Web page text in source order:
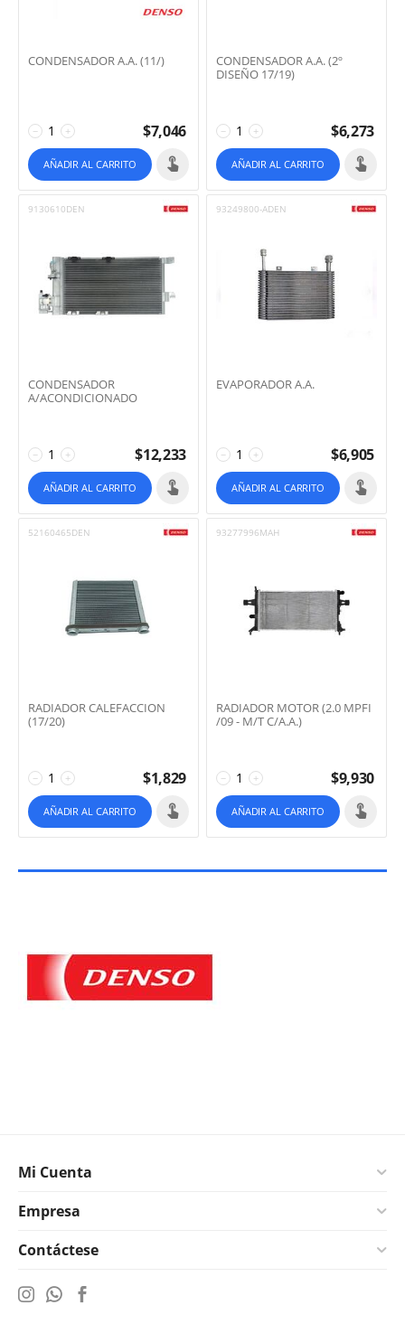
CONDENSADOR A.A. (11/)
+
− $7,046
AÑADIR AL CARRITO
CONDENSADOR A.A. (2º
DISEÑO 17/19)
+
− $6,273
AÑADIR AL CARRITO
9130610DEN
CONDENSADOR
A/ACONDICIONADO
+
− $12,233
AÑADIR AL CARRITO
93249800-ADEN
EVAPORADOR A.A.
+
− $6,905
AÑADIR AL CARRITO
52160465DEN
RADIADOR CALEFACCION
(17/20)
+
− $1,829
AÑADIR AL CARRITO
93277996MAH
RADIADOR MOTOR (2.0 MPFI
/09 - M/T C/A.A.)
+
− $9,930
AÑADIR AL CARRITO
Mi Cuenta
Empresa
Contáctese